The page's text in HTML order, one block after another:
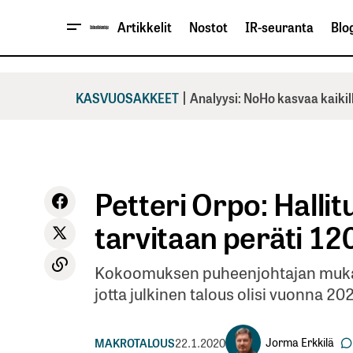
Artikkelit Nostot IR-seuranta
KASVUOSAKKEET | Analyysi: NoHo kasvaa
Petteri Orpo:
tarvitaan peräti
Kokoomuksen puheenjohtajan
jotta julki­nen talous olisi vuonna
MAKROTALOUS22.1.2020 Jorma Erkkilä